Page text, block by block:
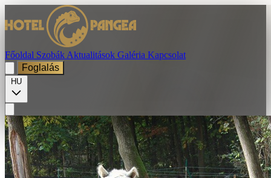
Főoldal Szobák Aktualitások Galéria Kapcsolat
Foglalás
HU